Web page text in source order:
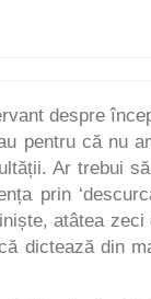
despre
pentru că nu
Ar trebui
prin
atâtea
dictează din